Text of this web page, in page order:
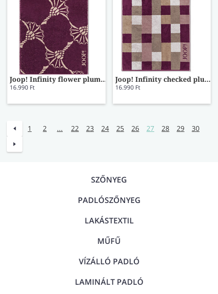
Joop! Infinity flower plum törölköző 50x100
16.990 Ft
Joop! Infinity checked plum törölköző 50x100
16.990 Ft
1 2 ... 22 23 24 25 26 27 28 29 30
SZŐNYEG
PADLÓSZŐNYEG
LAKÁSTEXTIL
MŰFŰ
VÍZÁLLÓ PADLÓ
LAMINÁLT PADLÓ